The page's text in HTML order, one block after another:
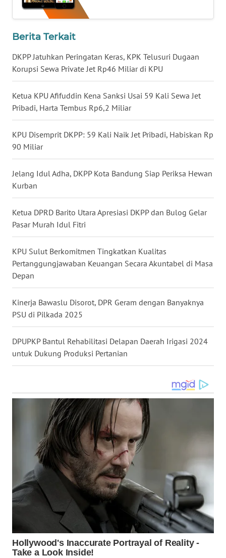
Berita Terkait
DKPP Jatuhkan Peringatan Keras, KPK Telusuri Dugaan
Korupsi Sewa Private Jet Rp46 Miliar di KPU
Ketua KPU Afifuddin Kena Sanksi Usai 59 Kali Sewa Jet
Pribadi, Harta Tembus Rp6,2 Miliar
KPU Disemprit DKPP: 59 Kali Naik Jet Pribadi, Habiskan Rp
90 Miliar
Jelang Idul Adha, DKPP Kota Bandung Siap Periksa Hewan
Kurban
Ketua DPRD Barito Utara Apresiasi DKPP dan Bulog Gelar
Pasar Murah Idul Fitri
KPU Sulut Berkomitmen Tingkatkan Kualitas
Pertanggungjawaban Keuangan Secara Akuntabel di Masa
Depan
Kinerja Bawaslu Disorot, DPR Geram dengan Banyaknya
PSU di Pilkada 2025
DPUPKP Bantul Rehabilitasi Delapan Daerah Irigasi 2024
untuk Dukung Produksi Pertanian
WN
BALI
KALBAR
WN
KALTENG
WN
WN
WN
GORONTALO
WN
SULUT
WN
MALUKU
MALUT
WN
DANAU
TOBA
WN
WN
LANGKAT